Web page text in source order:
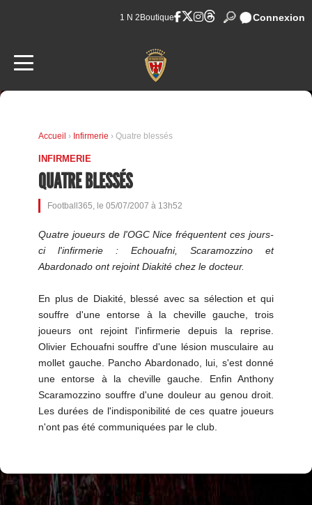
1 N 2 Boutique Connexion
Accueil › Infirmerie › Quatre blessés
INFIRMERIE
QUATRE BLESSÉS
Football365, le 05/07/2007 à 13h52
Quatre joueurs de l'OGC Nice fréquentent ces jours-
ci l'infirmerie : Echouafni, Scaramozzino et
Abardonado ont rejoint Diakité chez le docteur.
En plus de Diakité, blessé avec sa sélection et qui
souffre d'une entorse à la cheville gauche, trois
joueurs ont rejoint l'infirmerie depuis la reprise.
Olivier Echouafni souffre d'une lésion musculaire au
mollet gauche. Pancho Abardonado, lui, s'est donné
une entorse à la cheville gauche. Enfin Anthony
Scaramozzino souffre d'une douleur au genou droit.
Les durées de l'indisponibilité de ces quatre joueurs
n'ont pas été communiquées par le club.